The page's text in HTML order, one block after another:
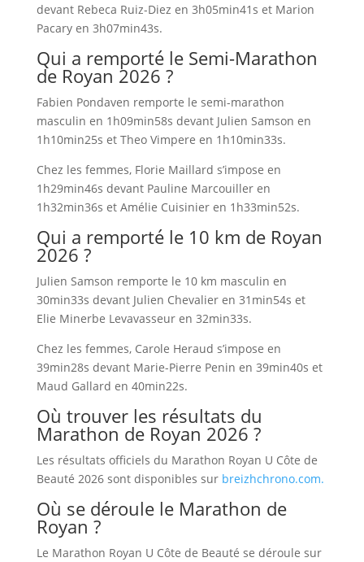
devant Rebeca Ruiz-Diez en 3h05min41s et Marion
Pacary en 3h07min43s.
Qui a remporté le Semi-Marathon
de Royan 2026 ?
Fabien Pondaven remporte le semi-marathon
masculin en 1h09min58s devant Julien Samson en
1h10min25s et Theo Vimpere en 1h10min33s.
Chez les femmes, Florie Maillard s’impose en
1h29min46s devant Pauline Marcouiller en
1h32min36s et Amélie Cuisinier en 1h33min52s.
Qui a remporté le 10 km de Royan
2026 ?
Julien Samson remporte le 10 km masculin en
30min33s devant Julien Chevalier en 31min54s et
Elie Minerbe Levavasseur en 32min33s.
Chez les femmes, Carole Heraud s’impose en
39min28s devant Marie-Pierre Penin en 39min40s et
Maud Gallard en 40min22s.
Où trouver les résultats du
Marathon de Royan 2026 ?
Les résultats officiels du Marathon Royan U Côte de
Beauté 2026 sont disponibles surbreizhchrono.com.
Où se déroule le Marathon de
Royan ?
Le Marathon Royan U Côte de Beauté se déroule sur